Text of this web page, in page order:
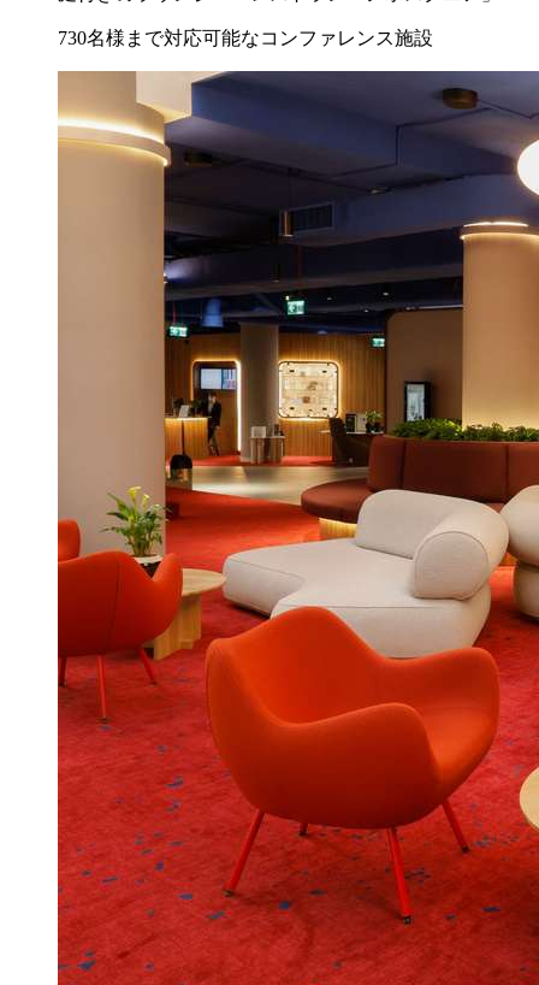
730名様まで対応可能なコンファレンス施設